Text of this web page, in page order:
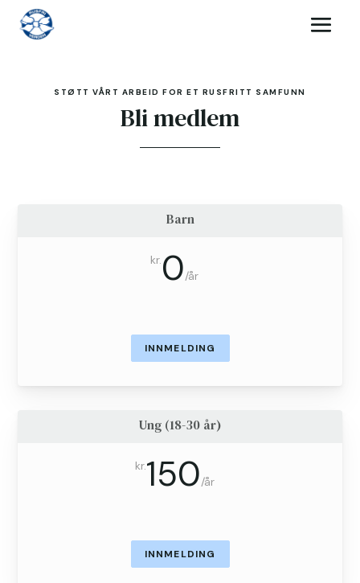
STØTT VÅRT ARBEID FOR ET RUSFRITT SAMFUNN
Bli medlem
Barn
kr.0/år
INNMELDING
Ung (18-30 år)
kr.150/år
INNMELDING